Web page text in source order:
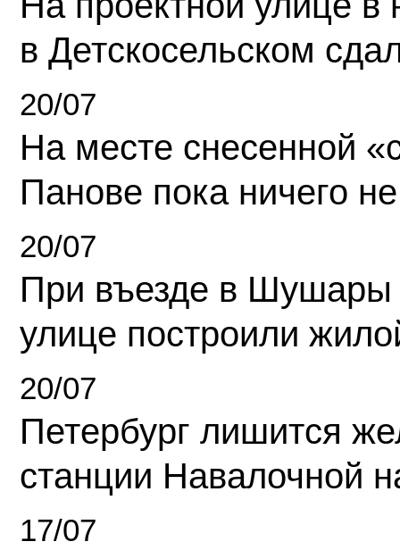
в Детскосельском
20/07
На месте снесенной
Панове пока ничего
20/07
При въезде в Шушары
улице построили
20/07
Петербург лишится
станции Навалочной
17/07